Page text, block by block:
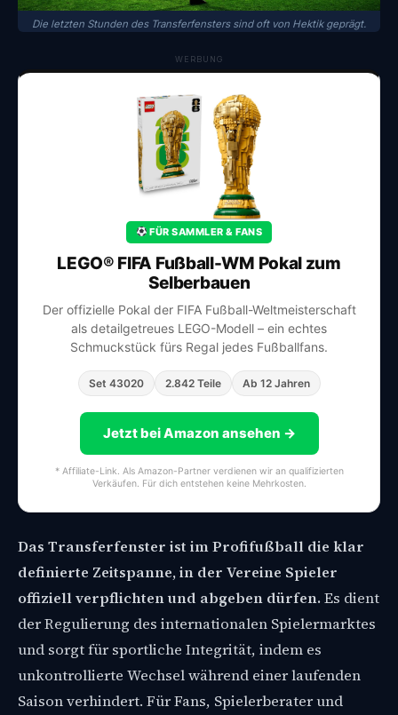
Die letzten Stunden des Transferfensters sind oft von Hektik geprägt.
WERBUNG
FÜR SAMMLER & FANS
LEGO® FIFA Fußball-WM Pokal zum
Selberbauen
Der offizielle Pokal der FIFA Fußball-Weltmeisterschaft
als detailgetreues LEGO-Modell – ein echtes
Schmuckstück fürs Regal jedes Fußballfans.
Set 43020 2.842 Teile Ab 12 Jahren
Jetzt bei Amazon ansehen →
* Affiliate-Link. Als Amazon-Partner verdienen wir an qualifizierten
Verkäufen. Für dich entstehen keine Mehrkosten.
Das Transferfenster ist im Profifußball die klar
definierte Zeitspanne, in der Vereine Spieler
offiziell verpflichten und abgeben dürfen.Es dient
der Regulierung des internationalen Spielermarktes
und sorgt für sportliche Integrität, indem es
unkontrollierte Wechsel während einer laufenden
Saison verhindert. Für Fans, Spielerberater und